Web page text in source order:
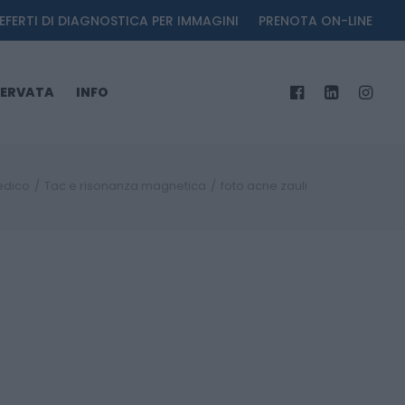
DI DIAGNOSTICA PER IMMAGINI PRENOTA ON-LINE
INFO